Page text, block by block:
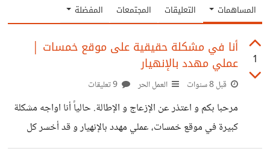
المساهمات التعليقات المجتمعات المفضلة
1
أنا في مشكلة حقيقية على موقع خمسات │
عملي مهدد بالإنهيار
قبل 8 سنوات العمل الحر
مرحبا بكم و اعتذر عن الإزعاج و الإطالة. حالياً أنا اواجه مشكلة
كبيرة في موقع خمسات، عملي مهدد بالإنهيار و قد أخسر كل
شيء في لحظة واحدة. حسناً أنا أقدم خدمات مالية على الموقع